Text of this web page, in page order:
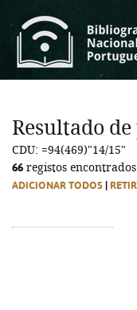
Resultado
CDU: =94(469)"14/15"
66 registos encontrados
ADICIONAR TODOS